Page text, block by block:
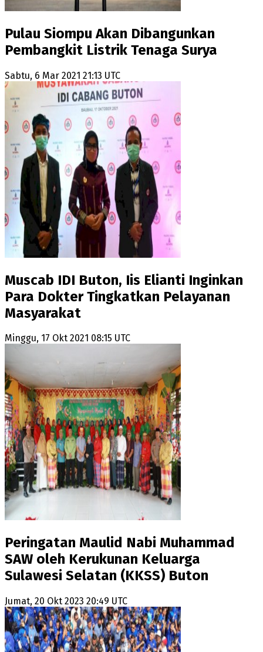
Pulau Siompu Akan Dibangunkan
Pembangkit Listrik Tenaga Surya
Sabtu, 6 Mar 2021 21:13 UTC
Muscab IDI Buton, Iis Elianti Inginkan
Para Dokter Tingkatkan Pelayanan
Masyarakat
Minggu, 17 Okt 2021 08:15 UTC
Peringatan Maulid Nabi Muhammad
SAW oleh Kerukunan Keluarga
Sulawesi Selatan (KKSS) Buton
Jumat, 20 Okt 2023 20:49 UTC